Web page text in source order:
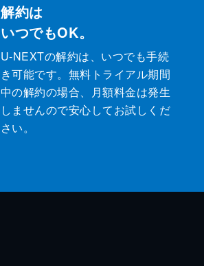
解約は
いつでもOK。
U-NEXTの解約は、いつでも手続
き可能です。無料トライアル期間
中の解約の場合、月額料金は発生
しませんので安心してお試しくだ
さい。